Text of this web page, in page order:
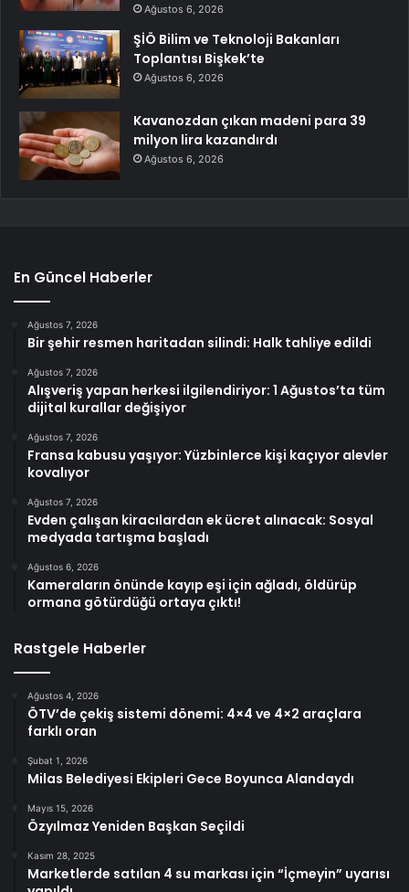
Ağustos 6, 2026
ŞİÖ Bilim ve Teknoloji Bakanları
Toplantısı Bişkek’te
Ağustos 6, 2026
Kavanozdan çıkan madeni para 39
milyon lira kazandırdı
Ağustos 6, 2026
En Güncel Haberler
Ağustos 7, 2026
Bir şehir resmen haritadan silindi: Halk tahliye edildi
Ağustos 7, 2026
Alışveriş yapan herkesi ilgilendiriyor: 1 Ağustos’ta tüm
dijital kurallar değişiyor
Ağustos 7, 2026
Fransa kabusu yaşıyor: Yüzbinlerce kişi kaçıyor alevler
kovalıyor
Ağustos 7, 2026
Evden çalışan kiracılardan ek ücret alınacak: Sosyal
medyada tartışma başladı
Ağustos 6, 2026
Kameraların önünde kayıp eşi için ağladı, öldürüp
ormana götürdüğü ortaya çıktı!
Rastgele Haberler
Ağustos 4, 2026
ÖTV’de çekiş sistemi dönemi: 4×4 ve 4×2 araçlara
farklı oran
Şubat 1, 2026
Milas Belediyesi Ekipleri Gece Boyunca Alandaydı
Mayıs 15, 2026
Özyılmaz Yeniden Başkan Seçildi
Kasım 28, 2025
Marketlerde satılan 4 su markası için “İçmeyin” uyarısı